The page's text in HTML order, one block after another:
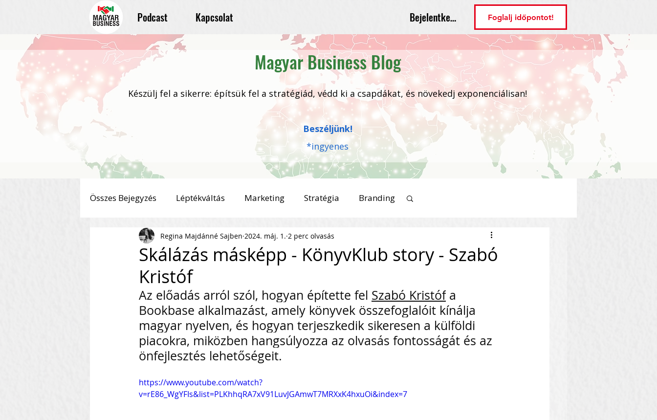
Podcast Kapcsolat Bejelentkezés Foglalj időpontot!
Magyar Business Blog
Készülj fel a sikerre: építsük fel a stratégiád, védd ki a csapdákat, és növekedj exponenciálisan!
Beszéljünk!
*ingyenes
Összes Bejegyzés Léptékváltás Marketing Stratégia Branding
KKV Magyar Business Podcast PR HR
Kommunikáció Csapatépítés
Vállalkozás Építés Nonprofit Szervezet Startup
Villámkérdések Szofverfejlesztés Közösségépítés
Skálázás Konferencia Magyar Business Nemzetközi Skálázás
Skálázás másképp - KönyvKlub story - Szabó
Kristóf
Regina Majdánné Sajben 2024. máj. 1. 2 perc olvasás
Az előadás arról szól, hogyan építette fel Szabó Kristóf a
Bookbase alkalmazást, amely könyvek összefoglalóit kínálja
magyar nyelven, és hogyan terjeszkedik sikeresen a külföldi
piacokra, miközben hangsúlyozza az olvasás fontosságát és az
önfejlesztés lehetőségeit.
https://www.youtube.com/watch?
v=rE86_WgYFIs&list=PLKhhqRA7xV91LuvJGAmwT7MRXxK4hxuOi&index=7